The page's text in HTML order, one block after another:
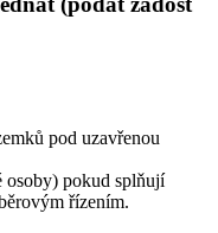
pod uzavřenou
osoby) pokud splňují
řízením.